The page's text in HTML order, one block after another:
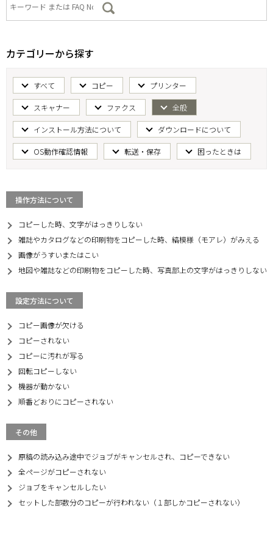
カテゴリーから探す
すべて コピー プリンター
スキャナー ファクス 全般
インストール方法について ダウンロードについて
OS動作確認情報 転送・保存 困ったときは
操作方法について
コピーした時、文字がはっきりしない
雑誌やカタログなどの印刷物をコピーした時、縞模様（モアレ）がみえる
画像がうすいまたはこい
地図や雑誌などの印刷物をコピーした時、写真部上の文字がはっきりしない
設定方法について
コピー画像が欠ける
コピーされない
コピーに汚れが写る
回転コピーしない
機器が動かない
順番どおりにコピーされない
その他
原稿の読み込み途中でジョブがキャンセルされ、コピーできない
全ページがコピーされない
ジョブをキャンセルしたい
セットした部数分のコピーが行われない（１部しかコピーされない）